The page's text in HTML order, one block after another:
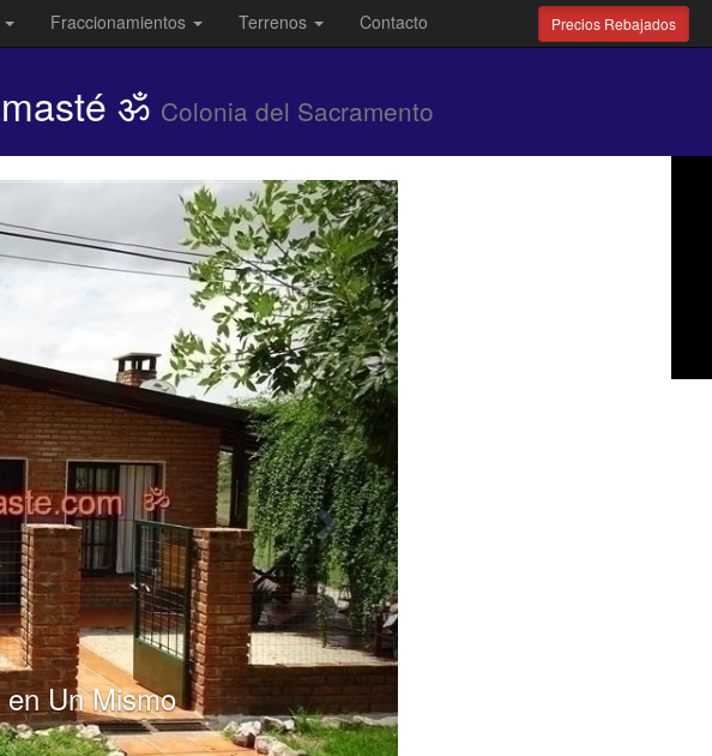
Fraccionamientos Terrenos Contacto Precios Rebajados
ॐ Colonia del Sacramento
Un Mismo
casas
en
colonia